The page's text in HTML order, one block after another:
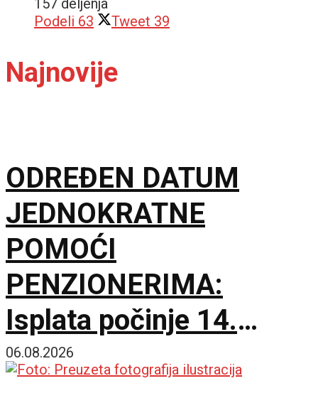
157 deljenja
Podeli 63 Tweet 39
Najnovije
ODREĐEN DATUM
JEDNOKRATNE
POMOĆI
PENZIONERIMA:
Isplata počinje 14.
septembra
06.08.2026